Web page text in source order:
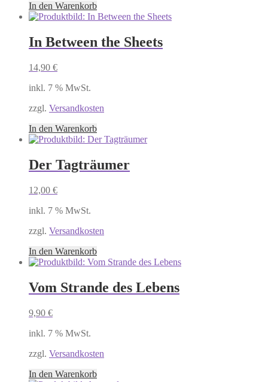
In den Warenkorb
In Between the Sheets
14,90 €
inkl. 7 % MwSt.
zzgl. Versandkosten
In den Warenkorb
Der Tagträumer
12,00 €
inkl. 7 % MwSt.
zzgl. Versandkosten
In den Warenkorb
Vom Strande des Lebens
9,90 €
inkl. 7 % MwSt.
zzgl. Versandkosten
In den Warenkorb